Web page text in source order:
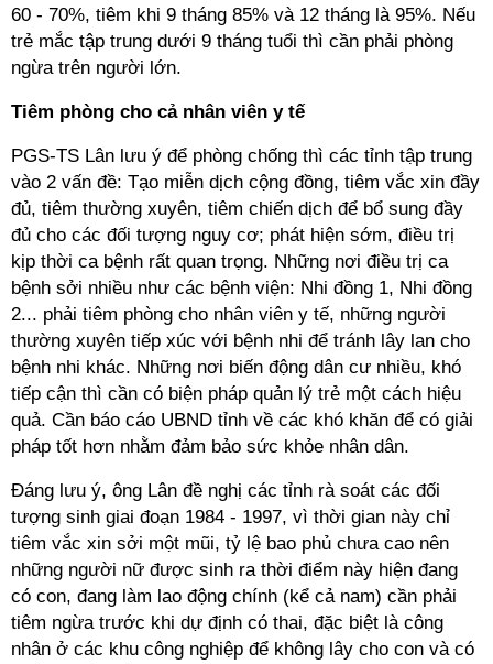
60 - 70%, tiêm khi 9 tháng 85% và 12 tháng là 95%. Nếu
trẻ mắc tập trung dưới 9 tháng tuổi thì cần phải phòng
ngừa trên người lớn.
Tiêm phòng cho cả nhân viên y tế
PGS-TS Lân lưu ý để phòng chống thì các tỉnh tập trung
vào 2 vấn đề: Tạo miễn dịch cộng đồng, tiêm vắc xin đầy
đủ, tiêm thường xuyên, tiêm chiến dịch để bổ sung đầy
đủ cho các đối tượng nguy cơ; phát hiện sớm, điều trị
kịp thời ca bệnh rất quan trọng. Những nơi điều trị ca
bệnh sởi nhiều như các bệnh viện: Nhi đồng 1, Nhi đồng
2... phải tiêm phòng cho nhân viên y tế, những người
thường xuyên tiếp xúc với bệnh nhi để tránh lây lan cho
bệnh nhi khác. Những nơi biến động dân cư nhiều, khó
tiếp cận thì cần có biện pháp quản lý trẻ một cách hiệu
quả. Cần báo cáo UBND tỉnh về các khó khăn để có giải
pháp tốt hơn nhằm đảm bảo sức khỏe nhân dân.
Đáng lưu ý, ông Lân đề nghị các tỉnh rà soát các đối
tượng sinh giai đoạn 1984 - 1997, vì thời gian này chỉ
tiêm vắc xin sởi một mũi, tỷ lệ bao phủ chưa cao nên
những người nữ được sinh ra thời điểm này hiện đang
có con, đang làm lao động chính (kể cả nam) cần phải
tiêm ngừa trước khi dự định có thai, đặc biệt là công
nhân ở các khu công nghiệp để không lây cho con và có